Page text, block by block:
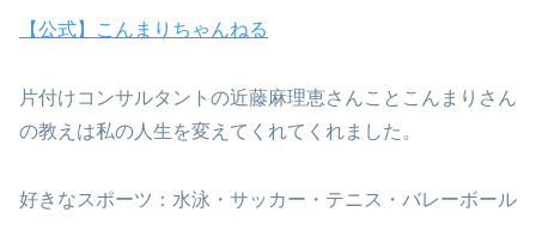
【公式】こんまりちゃんねる
片付けコンサルタントの近藤麻理恵さんことこんまりさん
の教えは私の人生を変えてくれてくれました。
好きなスポーツ：水泳・サッカー・テニス・バレーボール